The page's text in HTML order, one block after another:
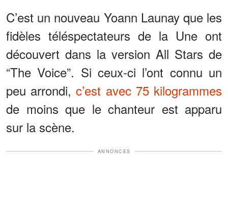
C’est un nouveau Yoann Launay que les
fidèles téléspectateurs de la Une ont
découvert dans la version All Stars de
“The Voice”. Si ceux-ci l’ont connu un
peu arrondi,c’est avec 75 kilogrammes
de moins que le chanteur est apparu
sur la scène.
ANNONCES